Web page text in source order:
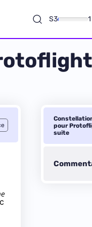
S3
pour
suite